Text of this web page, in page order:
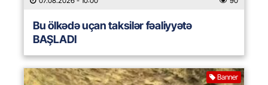
Bu ölkədə uçan taksilər fəaliyyətə
BAŞLADI
Banner